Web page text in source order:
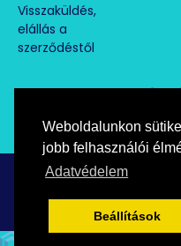
Weboldalunkon
jobb felhasználói
Adatvédelem
Beállítások
Visszaküldés,
elállás a
szerződéstől
Copyright ©